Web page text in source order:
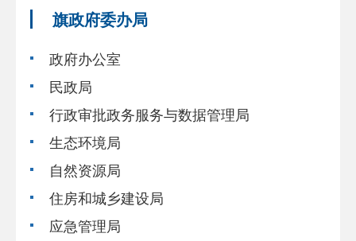
旗政府委办局
政府办公室
民政局
行政审批政务服务与数据管理局
生态环境局
自然资源局
住房和城乡建设局
应急管理局